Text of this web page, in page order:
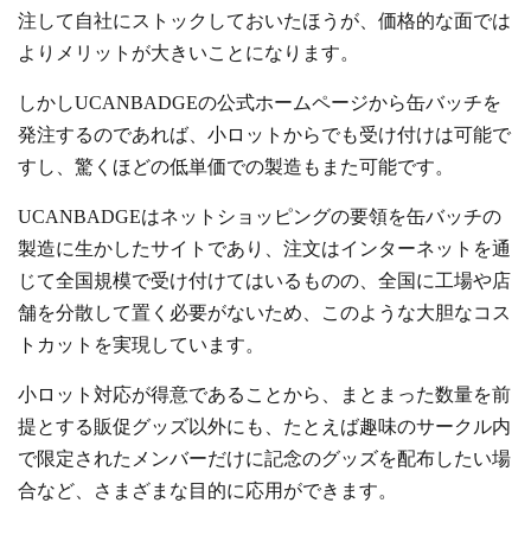
注して自社にストックしておいたほうが、価格的な面では
よりメリットが大きいことになります。
しかしUCANBADGEの公式ホームページから缶バッチを
発注するのであれば、小ロットからでも受け付けは可能で
すし、驚くほどの低単価での製造もまた可能です。
UCANBADGEはネットショッピングの要領を缶バッチの
製造に生かしたサイトであり、注文はインターネットを通
じて全国規模で受け付けてはいるものの、全国に工場や店
舗を分散して置く必要がないため、このような大胆なコス
トカットを実現しています。
小ロット対応が得意であることから、まとまった数量を前
提とする販促グッズ以外にも、たとえば趣味のサークル内
で限定されたメンバーだけに記念のグッズを配布したい場
合など、さまざまな目的に応用ができます。